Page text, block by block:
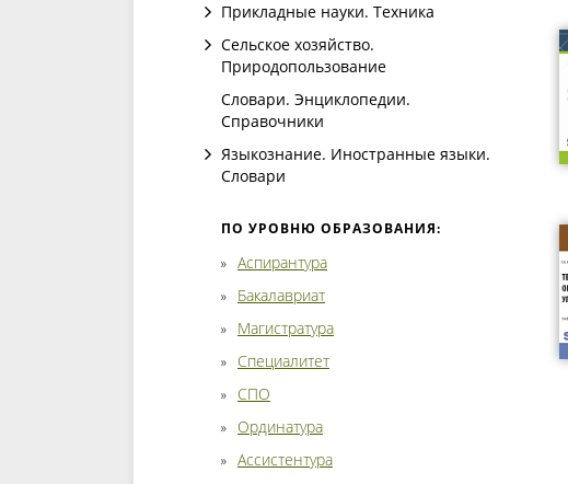
Прикладные науки. Техника
Сельское хозяйство.
Природопользование
Словари. Энциклопедии.
Справочники
Языкознание. Иностранные языки.
Словари
ПО УРОВНЮ ОБРАЗОВАНИЯ:
Аспирантура
Бакалавриат
Магистратура
Специалитет
СПО
Ординатура
Ассистентура